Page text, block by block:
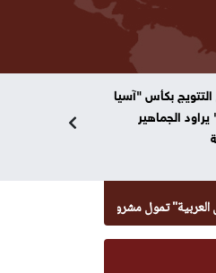
فاصلة .. مجلس
ينقلب على نفسه
مشروع إنشاء مبنى العيادات الخارجية